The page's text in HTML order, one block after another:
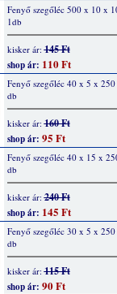
Fenyő szegőléc 500 x 10 x
1db
kisker ár:145 Ft
shop ár: 110 Ft
Fenyő szegőléc 40 x 5 x
db
kisker ár:160 Ft
shop ár: 95 Ft
Fenyő szegőléc 40 x 15 x
db
kisker ár:240 Ft
shop ár: 145 Ft
Fenyő szegőléc 30 x 5 x
db
kisker ár:115 Ft
shop ár: 90 Ft